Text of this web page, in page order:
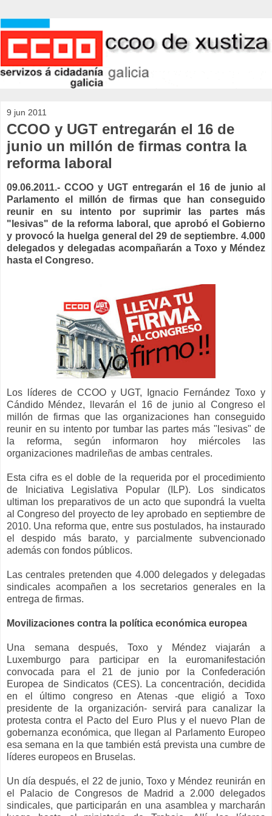
9 jun 2011
CCOO y UGT entregarán el 16 de
junio un millón de firmas contra la
reforma laboral
09.06.2011.- CCOO y UGT entregarán el 16 de junio al
Parlamento el millón de firmas que han conseguido
reunir en su intento por suprimir las partes más
"lesivas" de la reforma laboral, que aprobó el Gobierno
y provocó la huelga general del 29 de septiembre. 4.000
delegados y delegadas acompañarán a Toxo y Méndez
hasta el Congreso.
Los líderes de CCOO y UGT, Ignacio Fernández Toxo y
Cándido Méndez, llevarán el 16 de junio al Congreso el
millón de firmas que las organizaciones han conseguido
reunir en su intento por tumbar las partes más "lesivas" de
la reforma, según informaron hoy miércoles las
organizaciones madrileñas de ambas centrales.
Esta cifra es el doble de la requerida por el procedimiento
de Iniciativa Legislativa Popular (ILP). Los sindicatos
ultiman los preparativos de un acto que supondrá la vuelta
al Congreso del proyecto de ley aprobado en septiembre de
2010. Una reforma que, entre sus postulados, ha instaurado
el despido más barato, y parcialmente subvencionado
además con fondos públicos.
Las centrales pretenden que 4.000 delegados y delegadas
sindicales acompañen a los secretarios generales en la
entrega de firmas.
Movilizaciones contra la política económica europea
Una semana después, Toxo y Méndez viajarán a
Luxemburgo para participar en la euromanifestación
convocada para el 21 de junio por la Confederación
Europea de Sindicatos (CES). La concentración, decidida
en el último congreso en Atenas -que eligió a Toxo
presidente de la organización- servirá para canalizar la
protesta contra el Pacto del Euro Plus y el nuevo Plan de
gobernanza económica, que llegan al Parlamento Europeo
esa semana en la que también está prevista una cumbre de
líderes europeos en Bruselas.
Un día después, el 22 de junio, Toxo y Méndez reunirán en
el Palacio de Congresos de Madrid a 2.000 delegados
sindicales, que participarán en una asamblea y marcharán